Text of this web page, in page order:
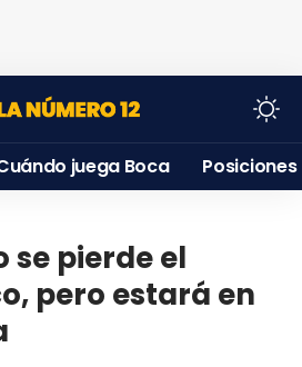
juega Boca Posiciones
se pierde el
pero estará en